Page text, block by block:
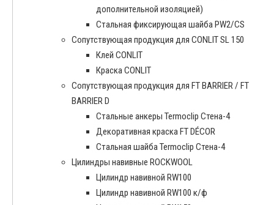
дополнительной изоляцией)
Стальная фиксирующая шайба PW2/CS
Сопутствующая продукция для CONLIT SL 150
Клей CONLIT
Краска CONLIT
Сопутствующая продукция для FT BARRIER / FT
BARRIER D
Cтальные анкеры Termoclip Стена-4
Декоративная краска FT DÉCOR
Стальная шайба Termoclip Стена-4
Цилиндры навивные ROCKWOOL
Цилиндр навивной RW100
Цилиндр навивной RW100 к/ф